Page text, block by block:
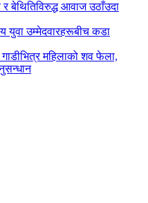
बेथितिविरुद्ध आवाज उठाँउदा
युवा उम्मेदवारहरूबीच कडा
महिलाको शव फेला,